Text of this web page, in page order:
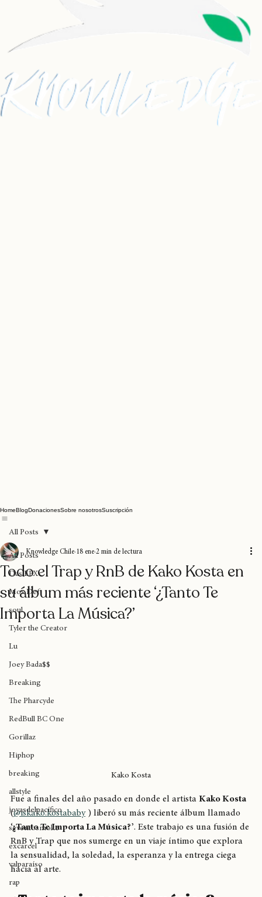
HomeBlog Donaciones
All Posts
Das EFX
Mos Def
soul
Tyler the Creator
Lu
Joey Bada$$
Breaking
The Pharcyde
RedBull BC One
Gorillaz
Hiphop
breaking
allstyle
joyasdelpacífico
seventosmoke
excarcel
valparaíso
All Posts
Todo el Trap y RnB de Kako Kosta en
su álbum más reciente ‘¿Tanto Te
Importa La Música?’
Knowledge Chile 18 ene 2 min de lectura
Kako Kosta
Fue a finales del año pasado en donde el artista Kako Kosta
(@iskako.kostababy ) liberó su más reciente álbum llamado
‘¿Tanto Te Importa La Música?’ . Este trabajo es una fusión de
RnB y Trap que nos sumerge en un viaje íntimo que explora
la sensualidad, la soledad, la esperanza y la entrega ciega
hacia al arte.